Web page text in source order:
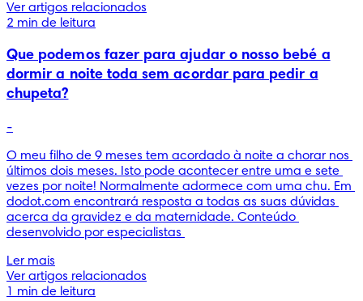
Ver artigos relacionados
2 min de leitura
Que podemos fazer para ajudar o nosso bebé a
dormir a noite toda sem acordar para pedir a
chupeta?
-
O meu filho de 9 meses tem acordado à noite a chorar nos
últimos dois meses. Isto pode acontecer entre uma e sete
vezes por noite! Normalmente adormece com uma chu. Em
dodot.com encontrará resposta a todas as suas dúvidas
acerca da gravidez e da maternidade. Conteúdo
desenvolvido por especialistas
Ler mais
Ver artigos relacionados
1 min de leitura